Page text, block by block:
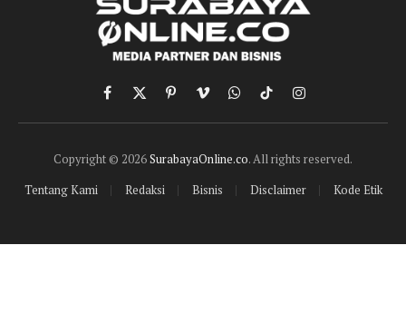
Facebook
X
(Twitter)
PinterestVimeoWhatsApp
TikTokInstagram
Copyright © 2026SurabayaOnline.co. All rights reserved.
Tentang Kami
Redaksi Bisnis Disclaimer Kode Etik